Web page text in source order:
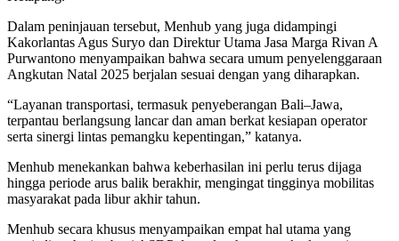
Dalam peninjauan tersebut, Menhub yang juga didampingi
Kakorlantas Agus Suryo dan Direktur Utama Jasa Marga Rivan A
Purwantono menyampaikan bahwa secara umum penyelenggaraan
Angkutan Natal 2025 berjalan sesuai dengan yang diharapkan.
“Layanan transportasi, termasuk penyeberangan Bali–Jawa,
terpantau berlangsung lancar dan aman berkat kesiapan operator
serta sinergi lintas pemangku kepentingan,” katanya.
Menhub menekankan bahwa keberhasilan ini perlu terus dijaga
hingga periode arus balik berakhir, mengingat tingginya mobilitas
masyarakat pada libur akhir tahun.
Menhub secara khusus menyampaikan empat hal utama yang